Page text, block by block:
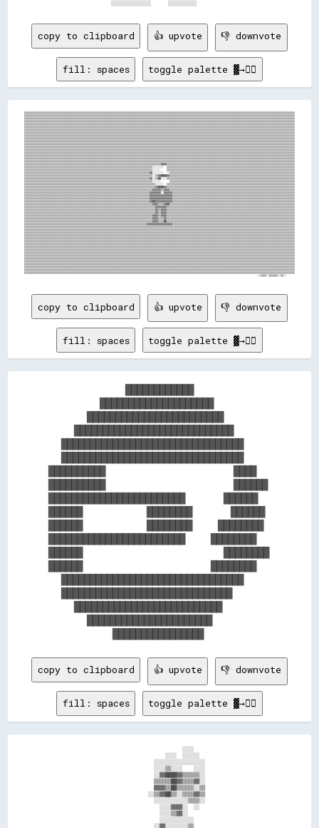
copy to clipboard 👍 upvote 👎 downvote
fill: spaces toggle palette ▓→✊🏽
copy to clipboard 👍 upvote 👎 downvote
fill: spaces toggle palette ▓→✊🏽
copy to clipboard 👍 upvote 👎 downvote
fill: spaces toggle palette ▓→✊🏽
                                            ░░░░
                                      ░░░░  ░░░░░░
                                  ░░░░░░░░░░░░░░░░░░
                                  ░░░░▒▒░░░░    ░░░░
                                  ░░▓▓████▓▓▒▒▒▒▒▒░░
                                  ▒▒▒▒▒▒██▓▓▒▒▒▒▓▓░░
                                  ▓▓▓▓▒▒██▒▒▒▒▒▒░░▒▒
                                ░░▒▒▓▓██▒▒░░▒▒▒▒▓▓▒▒
                                  ░░░░░░░░░░░░▒▒▒▒░░
                                    ░░░░▓▓▓▓░░  ░░
                                    ░░░░▒▒▓▓░░
                                    ░░░░░░░░░░░░
                                  ░░▓▓░░░░░░░░▒▒